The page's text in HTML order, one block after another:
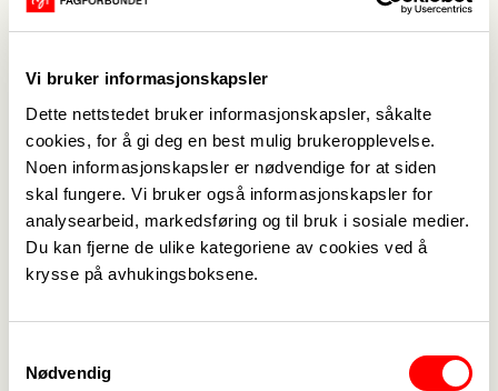
Vi bruker informasjonskapsler
Dette nettstedet bruker informasjonskapsler, såkalte
cookies, for å gi deg en best mulig brukeropplevelse.
Noen informasjonskapsler er nødvendige for at siden
skal fungere. Vi bruker også informasjonskapsler for
analysearbeid, markedsføring og til bruk i sosiale medier.
Du kan fjerne de ulike kategoriene av cookies ved å
krysse på avhukingsboksene.
Nødvendig
Hva kalles krigen som ble utkjempet mellom
Svar: Falklandskrigen
Hvem har skrevet teksten til «Å, jeg vet en seter»?
Svar: Margrethe Munthe
Hvem var Norges utenriksminister før Børge
Brende?
Svar: Espen Barth-Eide